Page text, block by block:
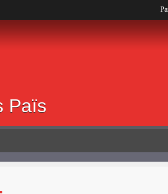
Païs